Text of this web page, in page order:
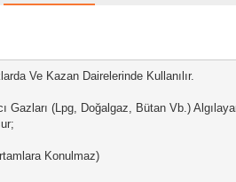
Ve Kazan Dairelerinde Kullanılır.
(Lpg, Doğalgaz, Bütan Vb.)
Konulmaz)